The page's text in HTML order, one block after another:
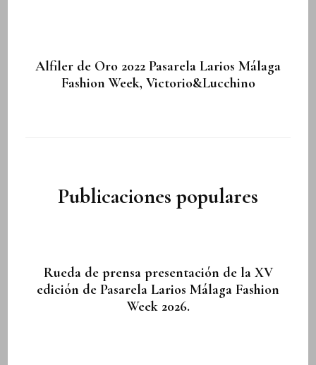
Alfiler de Oro 2022 Pasarela Larios Málaga
Fashion Week, Victorio&Lucchino
Publicaciones populares
Rueda de prensa presentación de la XV
edición de Pasarela Larios Málaga Fashion
Week 2026.